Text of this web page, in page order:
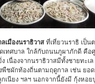
เมืองนราธิวาสที่เที่ยวนราธิ เป็นต
เทศบาล ใกล้กับถนนภูผาภักดี คือ
เนื่องจากนราธิวาสมีทั้งชายทะเล
ชผักท้องถิ่นตามฤดูกาล เช่น ยอ
เนียง ฯลฯ นอกจากนี้ยังมี กุ้งหอย